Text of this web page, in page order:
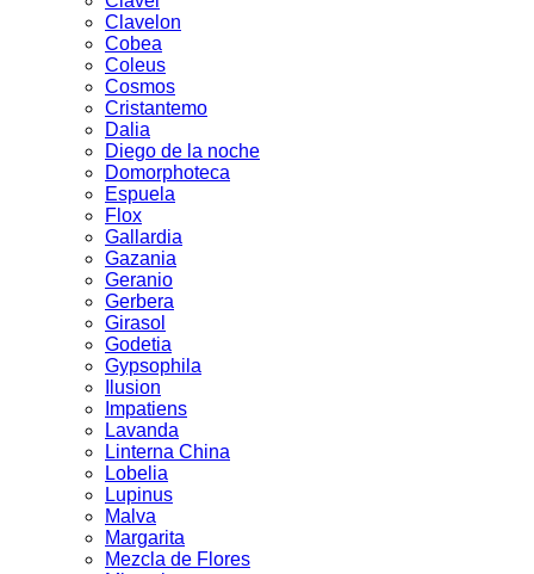
Clavelon
Cobea
Coleus
Cosmos
Cristantemo
Dalia
Diego de la noche
Domorphoteca
Espuela
Flox
Gallardia
Gazania
Geranio
Gerbera
Girasol
Godetia
Gypsophila
Ilusion
Impatiens
Lavanda
Linterna China
Lobelia
Lupinus
Malva
Margarita
Mezcla de Flores